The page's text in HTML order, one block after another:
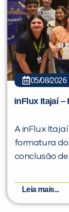
05/08/2026
inFlux Itajaí –
A inFlux
formatura
conclusão
Leia mais...